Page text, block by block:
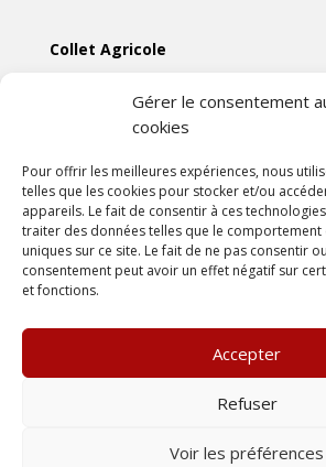
Gérer le consentement
cookies
Pour offrir les meilleures expériences, nous
telles que les cookies pour stocker et/ou
appareils. Le fait de consentir à ces
traiter des données telles que le comportement
uniques sur ce site. Le fait de ne pas consentir
consentement peut avoir un effet négatif sur
et fonctions.
Accepter
Refuser
Voir les préférences
Collet Agricole
Collet Motoculture
Collet Élevage
Les actus
Mentions légales
Politiques de confidentialités
Conditions générales de vente